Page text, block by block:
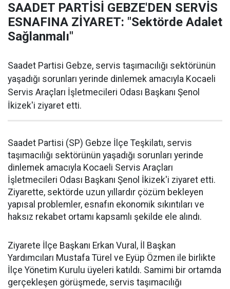
SAADET PARTİSİ GEBZE'DEN SERVİS
ESNAFINA ZİYARET: "Sektörde Adalet
Sağlanmalı"
Saadet Partisi Gebze, servis taşımacılığı sektörünün
yaşadığı sorunları yerinde dinlemek amacıyla Kocaeli
Servis Araçları İşletmecileri Odası Başkanı Şenol
İkizek'i ziyaret etti.
Saadet Partisi (SP) Gebze İlçe Teşkilatı, servis
taşımacılığı sektörünün yaşadığı sorunları yerinde
dinlemek amacıyla Kocaeli Servis Araçları
İşletmecileri Odası Başkanı Şenol İkizek'i ziyaret etti.
Ziyarette, sektörde uzun yıllardır çözüm bekleyen
yapısal problemler, esnafın ekonomik sıkıntıları ve
haksız rekabet ortamı kapsamlı şekilde ele alındı.
Ziyarete İlçe Başkanı Erkan Vural, İl Başkan
Yardımcıları Mustafa Türel ve Eyüp Özmen ile birlikte
İlçe Yönetim Kurulu üyeleri katıldı. Samimi bir ortamda
gerçekleşen görüşmede, servis taşımacılığı